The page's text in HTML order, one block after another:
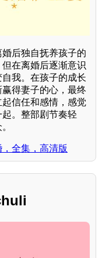
后独自抚养孩子的
在离婚后逐渐意识
我。在孩子的成长
得妻子的心，最终
信任和感情，感觉
。整部剧节奏轻
全集，高清版